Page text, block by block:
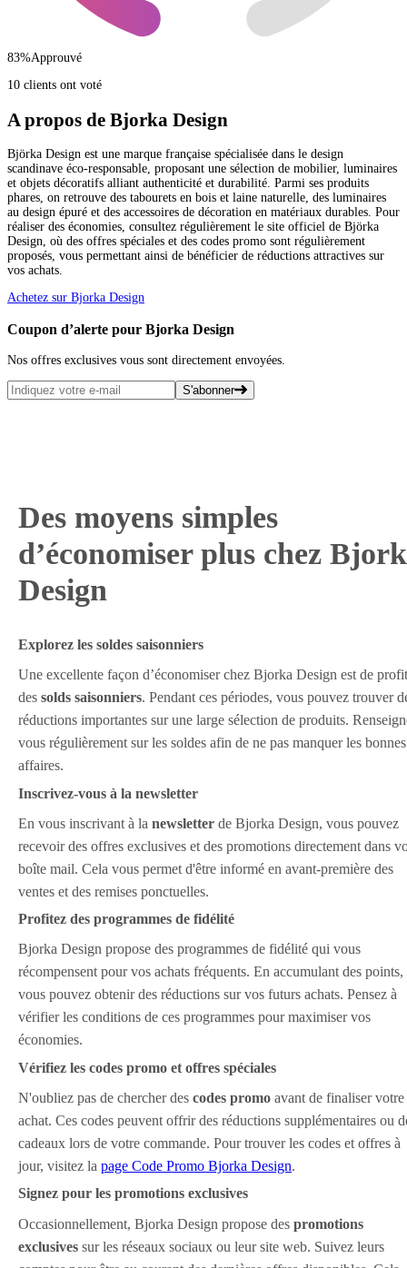
83%Approuvé
10 clients ont voté
A propos de Bjorka Design
Björka Design est une marque française spécialisée dans le design
scandinave éco-responsable, proposant une sélection de mobilier, luminaires
et objets décoratifs alliant authenticité et durabilité. Parmi ses produits
phares, on retrouve des tabourets en bois et laine naturelle, des luminaires
au design épuré et des accessoires de décoration en matériaux durables. Pour
réaliser des économies, consultez régulièrement le site officiel de Björka
Design, où des offres spéciales et des codes promo sont régulièrement
proposés, vous permettant ainsi de bénéficier de réductions attractives sur
vos achats.
Achetez sur Bjorka Design
Coupon d’alerte pour Bjorka Design
Nos offres exclusives vous sont directement envoyées.
S'abonner
Des moyens simples
d’économiser plus chez
Design
Explorez les soldes saisonniers
Une excellente façon d’économiser chez Bjorka Design est de
des solds saisonniers. Pendant ces périodes, vous pouvez trouver
réductions importantes sur une large sélection de produits.
vous régulièrement sur les soldes afin de ne pas manquer les bonnes
affaires.
Inscrivez-vous à la newsletter
En vous inscrivant à la newsletter de Bjorka Design, vous pouvez
recevoir des offres exclusives et des promotions directement dans
boîte mail. Cela vous permet d'être informé en avant-première des
ventes et des remises ponctuelles.
Profitez des programmes de fidélité
Bjorka Design propose des programmes de fidélité qui vous
récompensent pour vos achats fréquents. En accumulant des points,
vous pouvez obtenir des réductions sur vos futurs achats. Pensez à
vérifier les conditions de ces programmes pour maximiser vos
économies.
Vérifiez les codes promo et offres spéciales
N'oubliez pas de chercher des codes promo avant de finaliser votre
achat. Ces codes peuvent offrir des réductions supplémentaires ou
cadeaux lors de votre commande. Pour trouver les codes et offres à
jour, visitez la page Code Promo Bjorka Design.
Signez pour les promotions exclusives
Occasionnellement, Bjorka Design propose des promotions
exclusives sur les réseaux sociaux ou leur site web. Suivez leurs